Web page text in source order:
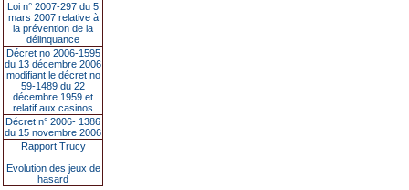
Loi n° 2007-297 du 5
mars 2007 relative à
la prévention de la
délinquance
Décret no 2006-1595
du 13 décembre 2006
modifiant le décret no
59-1489 du 22
décembre 1959 et
relatif aux casinos
Décret n° 2006- 1386
du 15 novembre 2006
Rapport Trucy
Evolution des jeux de
hasard